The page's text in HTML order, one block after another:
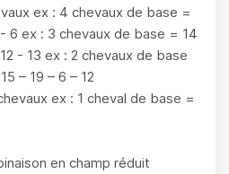
ex : 4 chevaux de base =
6 ex : 3 chevaux de base = 14
- 13 ex : 2 chevaux de base
– 19 – 6 – 12
ex : 1 cheval de base =
en champ réduit